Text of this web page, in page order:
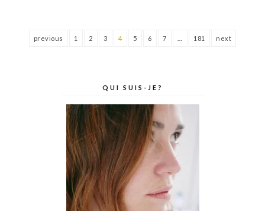
previous 1 2 3 4 5 6 7 181 next
QUI SUIS-JE?